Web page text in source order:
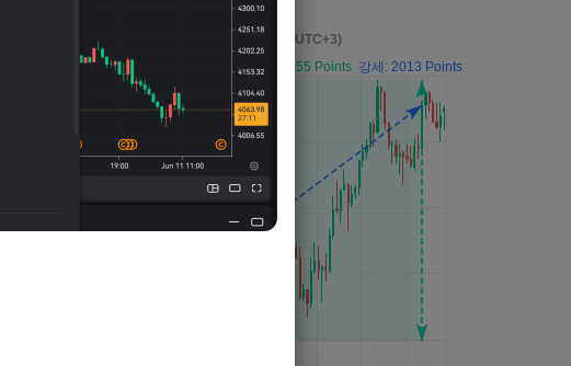
영향 이벤트 후 4시간 (M5, UTC+3)